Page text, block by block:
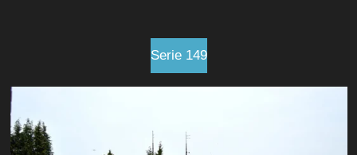
Serie 149